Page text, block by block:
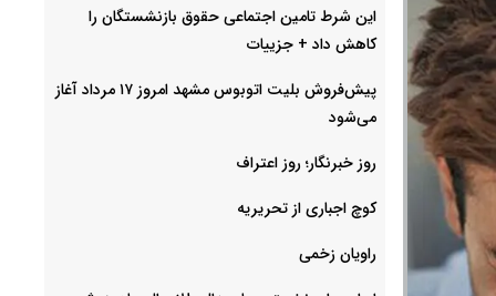
این شرط تامین اجتماعی حقوق بازنشستگان را
کاهش داد + جزییات
پیش‌فروش بلیت اتوبوس مشهد امروز ۱۷ مرداد آغاز
می‌شود
روز خبرنگار؛ روز اعتراف
کوچ اجباری از تحریریه
راویان زخمی